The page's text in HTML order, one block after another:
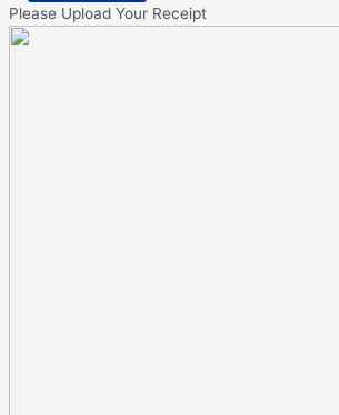
Please Upload Your Receipt